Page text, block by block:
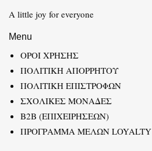
A little joy for everyone
Menu
ΟΡΟΙ ΧΡΗΣΗΣ
ΠΟΛΙΤΙΚΗ ΑΠΟΡΡΗΤΟΥ
ΠΟΛΙΤΙΚΗ ΕΠΙΣΤΡΟΦΩΝ
ΣΧΟΛΙΚΕΣ ΜΟΝΑΔΕΣ
B2B (ΕΠΙΧΕΙΡΗΣΕΩΝ)
ΠΡΟΓΡΑΜΜΑ ΜΕΛΩΝ LOYALTY